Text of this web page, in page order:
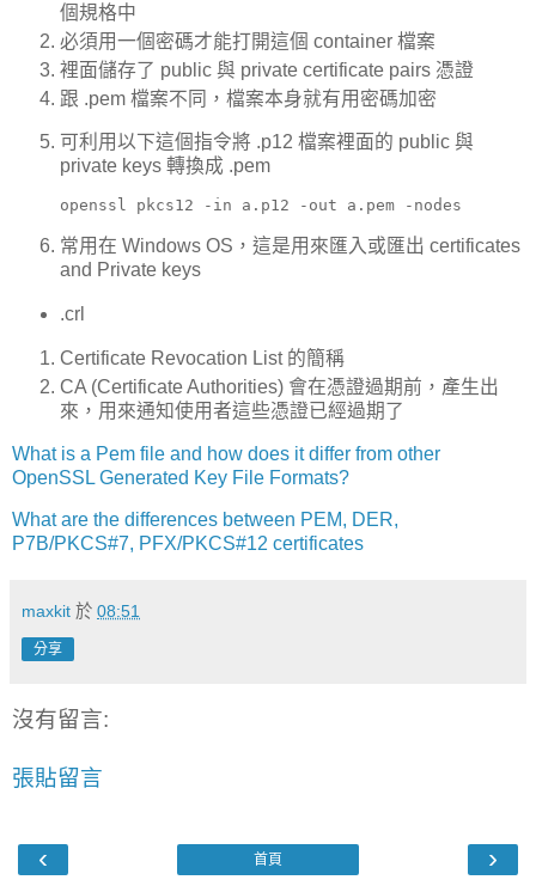
個規格中
必須用一個密碼才能打開這個 container 檔案
裡面儲存了 public 與 private certificate pairs 憑證
跟 .pem 檔案不同，檔案本身就有用密碼加密
可利用以下這個指令將 .p12 檔案裡面的 public 與
private keys 轉換成 .pem
openssl pkcs12 -in a.p12 -out a.pem -nodes
常用在 Windows OS，這是用來匯入或匯出 certificates
and Private keys
.crl
Certificate Revocation List 的簡稱
CA (Certificate Authorities) 會在憑證過期前，產生出
來，用來通知使用者這些憑證已經過期了
What is a Pem file and how does it differ from other
OpenSSL Generated Key File Formats?
What are the differences between PEM, DER,
P7B/PKCS#7, PFX/PKCS#12 certificates
maxkit 於 08:51
分享
沒有留言:
張貼留言
‹ ›
首頁